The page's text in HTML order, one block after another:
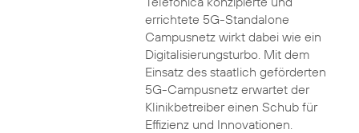
errichtete 5G-Standalone
Campusnetz wirkt dabei wie ein
Digitalisierungsturbo. Mit dem
Einsatz des staatlich geförderten
5G-Campusnetz erwartet der
Klinikbetreiber einen Schub für
Effizienz und Innovationen.